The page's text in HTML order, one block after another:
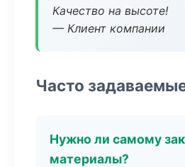
Качество на высоте!
— Клиент компании
Часто
Нужно ли самому
материалы?